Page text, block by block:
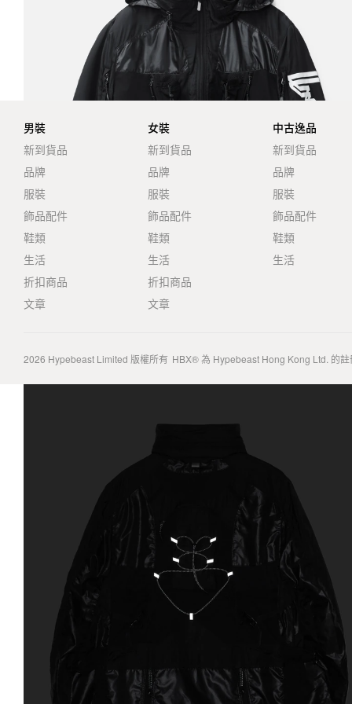
男裝
新到貨品
品牌
服裝
飾品配件
鞋類
生活
折扣商品
文章
女裝
新到貨品
品牌
服裝
飾品配件
鞋類
生活
折扣商品
文章
中古逸品
新到貨品
品牌
服裝
飾品配件
鞋類
生活
2026 Hypebeast Limited 版權所有 HBX® 為 Hypebeast Hong Kong Ltd. 的註